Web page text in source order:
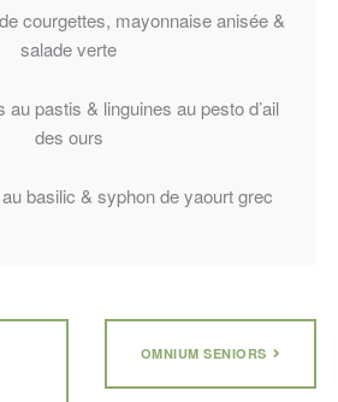
courgettes, mayonnaise anisée &
salade verte
pastis & linguines au pesto d’ail
des ours
basilic & syphon de yaourt grec
OMNIUM SENIORS